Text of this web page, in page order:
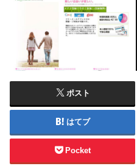
ポスト
はてブ
Pocket